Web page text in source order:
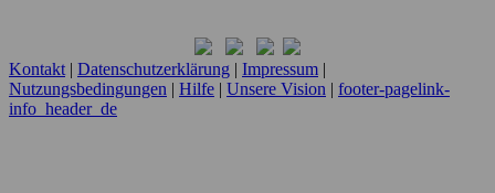
Kontakt | Datenschutzerklärung | Impressum |
Nutzungsbedingungen | Hilfe | Unsere Vision | footer-pagelink-
info_header_de